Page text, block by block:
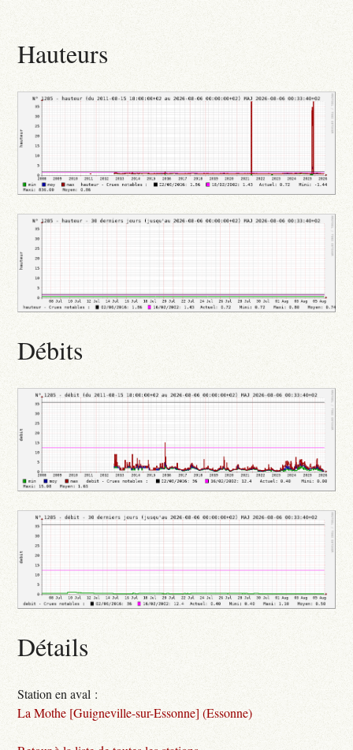
Hauteurs
Débits
Détails
Station en aval :
La Mothe [Guigneville-sur-Essonne] (Essonne)